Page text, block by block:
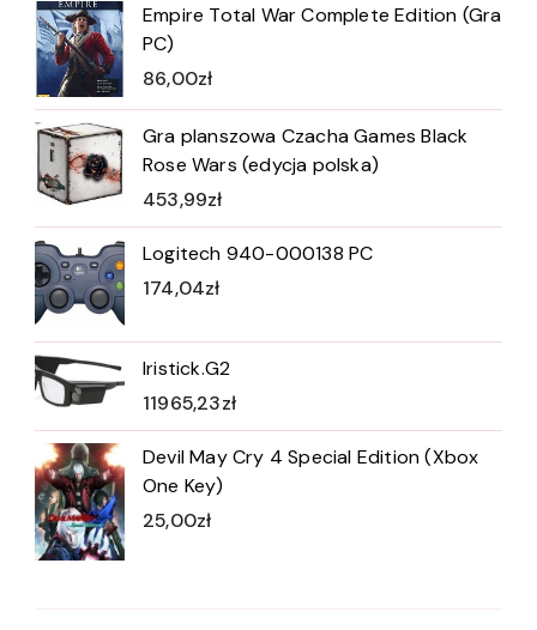
Empire Total War Complete Edition (Gra
PC)
86,00zł
Gra planszowa Czacha Games Black
Rose Wars (edycja polska)
453,99zł
Logitech 940-000138 PC
174,04zł
Iristick.G2
11965,23zł
Devil May Cry 4 Special Edition (Xbox
One Key)
25,00zł